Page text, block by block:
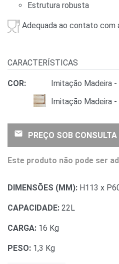
Estrutura robusta
Adequada ao contato com
CARACTERÍSTICAS
COR:
Imitação Madeira -
Imitação Madeira -
email PREÇO SOB CONSULTA
Este produto não pode ser
DIMENSÕES (MM): H113 x
CAPACIDADE: 22L
CARGA: 16 Kg
PESO: 1,3 Kg